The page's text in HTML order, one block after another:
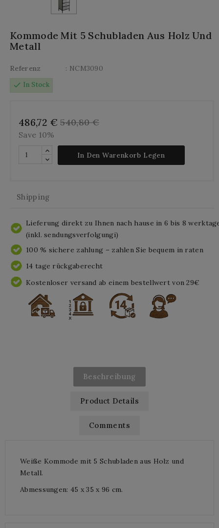
Kommode Mit 5 Schubladen Aus Holz Und
Metall
Referenz
: NCM3090
check In Stock
486,72 € 540,80 €
Save 10%
In Den Warenkorb Legen
Shipping
Lieferung direkt zu Ihnen nach hause in 6 bis 8
(inkl. sendungsverfolgungi)
100 % sichere zahlung – zahlen Sie bequem in raten
14 tage rückgaberecht
Kostenloser versand ab einem bestellwert von 29€
Beschreibung
Product Details
Comments
Weiße Kommode mit 5 Schubladen aus Holz und
Metall.
Abmessungen: 45 x 35 x 96 cm.